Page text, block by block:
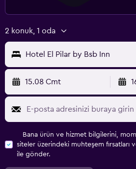
2 konuk, 1 oda
Hotel El Pilar by Bsb Inn
15.08 Cmt
Bana ürün ve hizmet bilgilerini,
siteler üzerindeki muhteşem fırsatları
ile gönder.